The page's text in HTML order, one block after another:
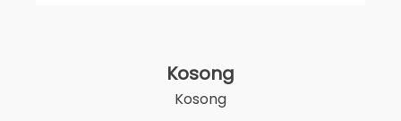
Kosong
Kosong